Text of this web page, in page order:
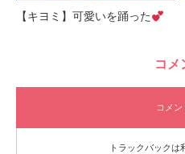
【キヨミ】可愛いを踊った
コメ
コメン
トラックバックは